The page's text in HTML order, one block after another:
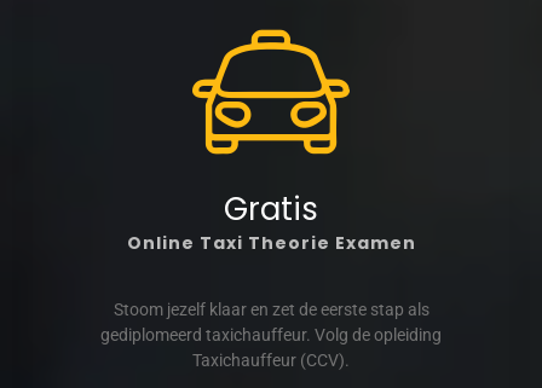
Gratis
Online Taxi Theorie Examen
Stoom jezelf klaar en zet de eerste stap als
gediplomeerd taxichauffeur. Volg de opleiding
Taxichauffeur (CCV).